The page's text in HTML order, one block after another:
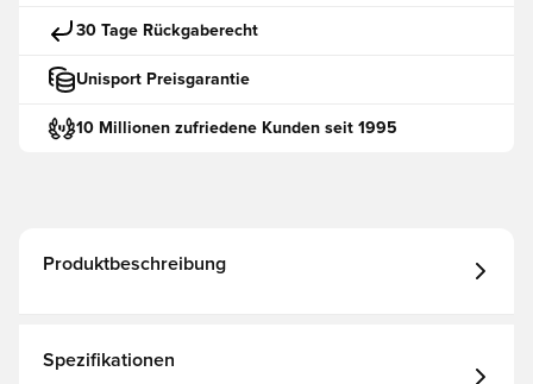
30 Tage Rückgaberecht
Unisport Preisgarantie
10 Millionen zufriedene Kunden seit 1995
Produktbeschreibung
Spezifikationen